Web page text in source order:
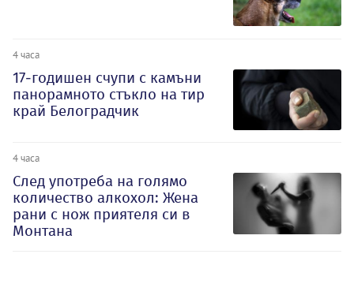
4 часа
17-годишен счупи с камъни
панорамното стъкло на тир
край Белоградчик
4 часа
След употреба на голямо
количество алкохол: Жена
рани с нож приятеля си в
Монтана